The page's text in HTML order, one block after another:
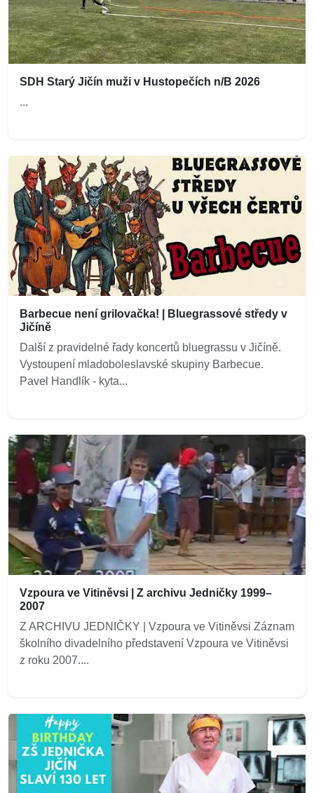
SDH Starý Jičín muži v Hustopečích n/B 2026
...
Barbecue není grilovačka! | Bluegrassové středy v
Jičíně
Další z pravidelné řady koncertů bluegrassu v Jičíně.
Vystoupení mladoboleslavské skupiny Barbecue.
Pavel Handlík - kyta...
Vzpoura ve Vitiněvsi | Z archivu Jedničky 1999–
2007
Z ARCHIVU JEDNIČKY | Vzpoura ve Vitiněvsi Záznam
školního divadelního představení Vzpoura ve Vitiněvsi
z roku 2007....